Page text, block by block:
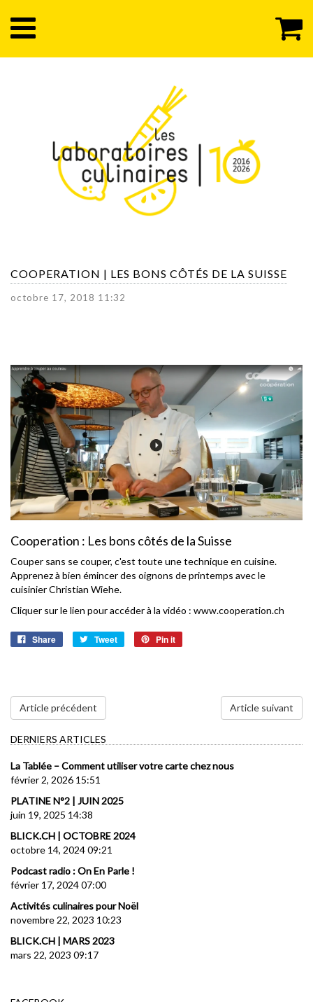
COOPERATION | LES BONS CÔTÉS DE LA SUISSE
octobre 17, 2018 11:32
Cooperation : Les bons côtés de la Suisse
Couper sans se couper, c'est toute une technique en cuisine.
Apprenez à bien émincer des oignons de printemps avec le
cuisinier Christian Wiehe.
Cliquer sur le lien pour accéder à la vidéo : www.cooperation.ch
Share Tweet Pin it
Article précédent Article suivant
DERNIERS ARTICLES
La Tablée – Comment utiliser votre carte chez nous
février 2, 2026 15:51
PLATINE N°2 | JUIN 2025
juin 19, 2025 14:38
BLICK.CH | OCTOBRE 2024
octobre 14, 2024 09:21
Podcast radio : On En Parle !
février 17, 2024 07:00
Activités culinaires pour Noël
novembre 22, 2023 10:23
BLICK.CH | MARS 2023
mars 22, 2023 09:17